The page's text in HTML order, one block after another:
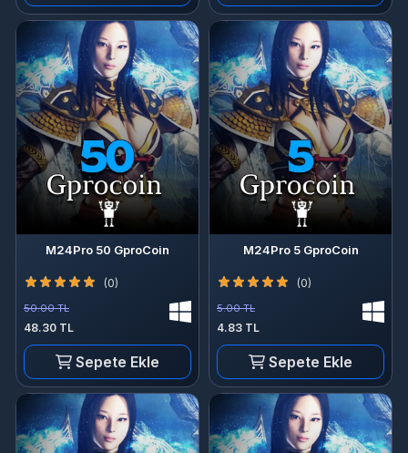
M24Pro 50 GproCoin
(0)
50.00 TL
48.30 TL
Sepete Ekle
M24Pro 5 GproCoin
(0)
5.00 TL
4.83 TL
Sepete Ekle